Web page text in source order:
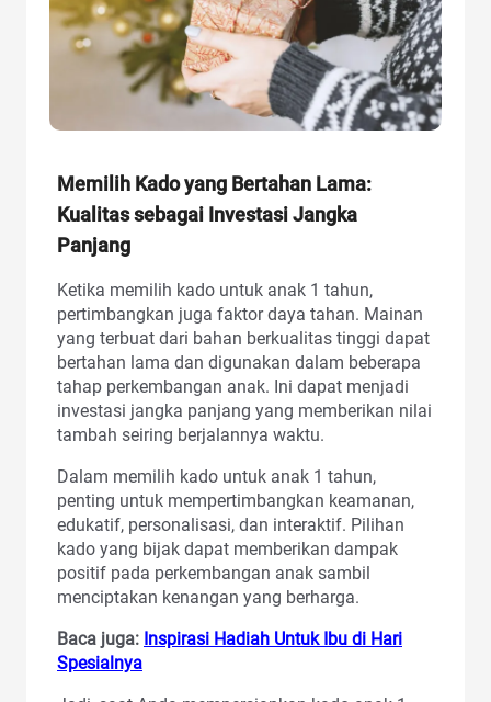
Memilih Kado yang Bertahan Lama:
Kualitas sebagai Investasi Jangka
Panjang
Ketika memilih kado untuk anak 1 tahun,
pertimbangkan juga faktor daya tahan. Mainan
yang terbuat dari bahan berkualitas tinggi dapat
bertahan lama dan digunakan dalam beberapa
tahap perkembangan anak. Ini dapat menjadi
investasi jangka panjang yang memberikan nilai
tambah seiring berjalannya waktu.
Dalam memilih kado untuk anak 1 tahun,
penting untuk mempertimbangkan keamanan,
edukatif, personalisasi, dan interaktif. Pilihan
kado yang bijak dapat memberikan dampak
positif pada perkembangan anak sambil
menciptakan kenangan yang berharga.
Baca juga: Inspirasi Hadiah Untuk Ibu di Hari
Spesialnya